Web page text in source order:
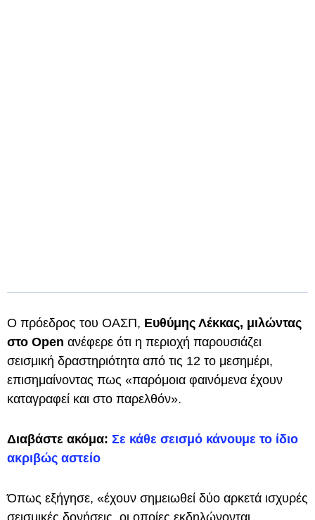
Ο πρόεδρος του ΟΑΣΠ, Ευθύμης Λέκκας, μιλώντας
στο Open ανέφερε ότι η περιοχή παρουσιάζει
σεισμική δραστηριότητα από τις 12 το μεσημέρι,
επισημαίνοντας πως «παρόμοια φαινόμενα έχουν
καταγραφεί και στο παρελθόν».
Διαβάστε ακόμα: Σε κάθε σεισμό κάνουμε το ίδιο
ακριβώς αστείο
Όπως εξήγησε, «έχουν σημειωθεί δύο αρκετά ισχυρές